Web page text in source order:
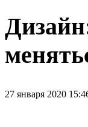
27 января 2020